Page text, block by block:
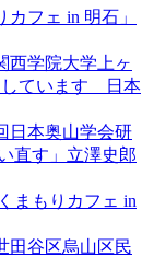
カフェ in 明石」
西学院大学上ヶ
しています 日本
日本奥山学会研
直す」立澤史郎
まもりカフェ in
谷区烏山区民